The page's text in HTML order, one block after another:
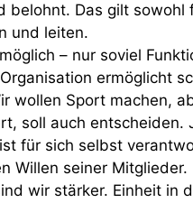
belohnt. Das gilt
und leiten.
– nur soviel
ermöglicht
wollen Sport machen,
soll auch
für sich selbst
Willen seiner Mitglieder.
wir stärker. Einheit in